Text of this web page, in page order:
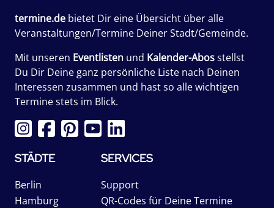
termine.de bietet Dir eine Übersicht über alle
Veranstaltungen/Termine Deiner Stadt/Gemeinde.
Mit unseren Eventlisten und Kalender-Abosstellst
Du Dir Deine ganz persönliche Liste nach Deinen
Interessen zusammen und hast so alle wichtigen
Termine stets im Blick.
STÄDTE
Berlin
Hamburg
SERVICES
Support
QR-Codes für Deine Termine